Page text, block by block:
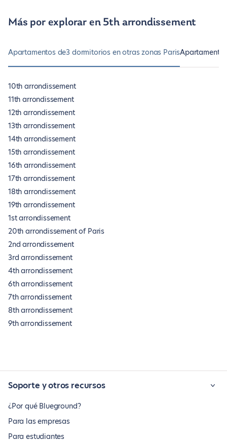
Más por explorar en 5th arrondissement
Apartamentos de3 dormitorios en otras zonas Paris
10th arrondissement
11th arrondissement
12th arrondissement
13th arrondissement
14th arrondissement
15th arrondissement
16th arrondissement
17th arrondissement
18th arrondissement
19th arrondissement
1st arrondissement
20th arrondissement of Paris
2nd arrondissement
3rd arrondissement
4th arrondissement
6th arrondissement
7th arrondissement
8th arrondissement
9th arrondissement
Soporte y otros recursos
¿Por qué Blueground?
Para las empresas
Para estudiantes